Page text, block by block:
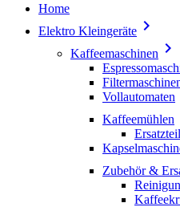
Home
Elektro Kleingeräte 
Kaffeemaschinen 
Vollautomaten
Kaffeemühlen
Zubehör &